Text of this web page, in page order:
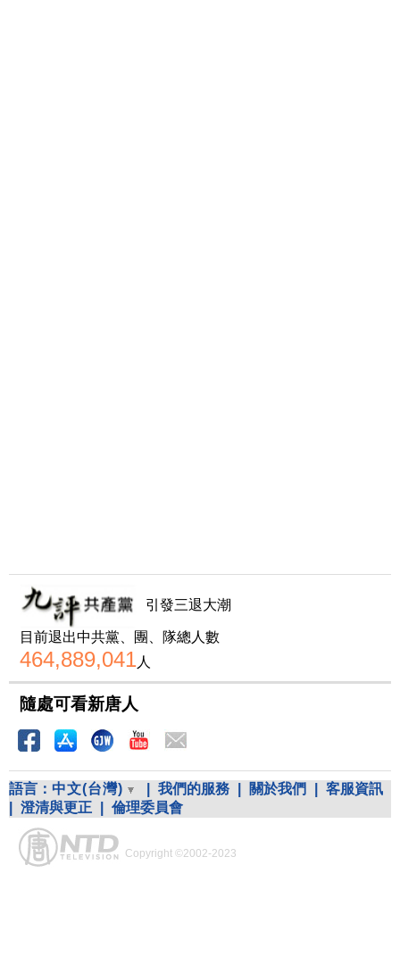
引發三退大潮
目前退出中共黨、團、隊總人數
464,889,041人
隨處可看新唐人
語言： 中文(台灣) 我們的服務 關於我們
客服資訊
澄清與更正 倫理委員會
Copyright ©2002-2023